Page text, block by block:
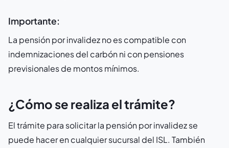
Importante:
La pensión por invalidez no es compatible con
indemnizaciones del carbón ni con pensiones
previsionales de montos mínimos.
¿Cómo se realiza el trámite?
El trámite para solicitar la pensión por invalidez se
puede hacer en cualquier sucursal del ISL. También